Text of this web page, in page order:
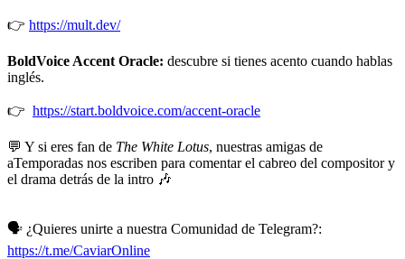
👉 https://mult.dev/
BoldVoice Accent Oracle: descubre si tienes acento cuando hablas
inglés.
👉 https://start.boldvoice.com/accent-oracle
💬 Y si eres fan de The White Lotus, nuestras amigas de
aTemporadas nos escriben para comentar el cabreo del compositor y
el drama detrás de la intro 🎶
🗣️ ¿Quieres unirte a nuestra Comunidad de Telegram?:
https://t.me/CaviarOnline